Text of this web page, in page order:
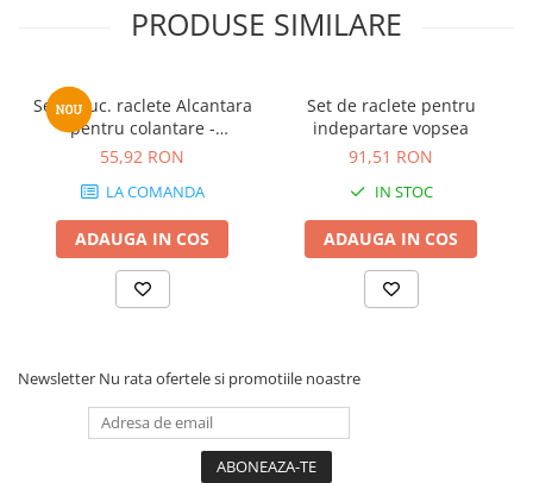
PRODUSE SIMILARE
Set 2 buc. raclete Alcantara
pentru colantare -
squeegee
55,92 RON
LA COMANDA
ADAUGA IN COS
Set de raclete pentru
indepartare vopsea
91,51 RON
IN STOC
ADAUGA IN COS
Newsletter Nu rata ofertele si promotiile noastre